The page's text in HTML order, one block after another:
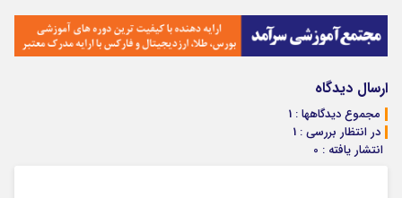
ارسال دیدگاه
مجموع دیدگاهها : 1
در انتظار بررسی : 1
انتشار یافته : 0